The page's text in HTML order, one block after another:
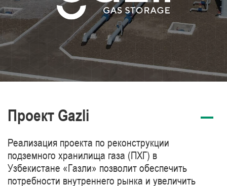
Проект Gazli
Реализация проекта по реконструкции
подземного хранилища газа (ПХГ) в
Узбекистане «Газли» позволит обеспечить
потребности внутреннего рынка и увеличить